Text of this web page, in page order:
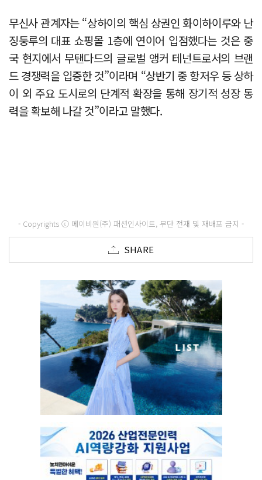
무신사 관계자는 “상하이의 핵심 상권인 화이하이루와 난
징둥루의 대표 쇼핑몰 1층에 연이어 입점했다는 것은 중
국 현지에서 무탠다드의 글로벌 앵커 테넌트로서의 브랜
드 경쟁력을 입증한 것”이라며 “상반기 중 항저우 등 상하
이 외 주요 도시로의 단계적 확장을 통해 장기적 성장 동
력을 확보해 나갈 것”이라고 말했다.
- Copyrights ⓒ 메이비원(주) 패션인사이트, 무단 전재 및 재배포 금지 -
SHARE